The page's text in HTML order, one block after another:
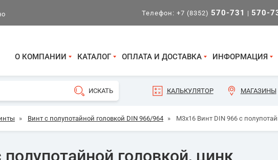
Телефон: +7 (8352) 570-731 | 570-
О КОМПАНИИ КАТАЛОГ ОПЛАТА И ДОСТАВКА ИНФОРМАЦИЯ
КАЛЬКУЛЯТОР МАГАЗИНЫ
» Винт с полупотайной головкой DIN 966/964 » М3х16 Винт DIN 966 с
головкой, цинк